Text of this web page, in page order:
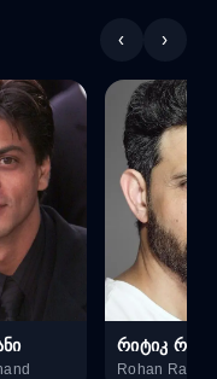
‹ ›
რიტიკ
Rohan